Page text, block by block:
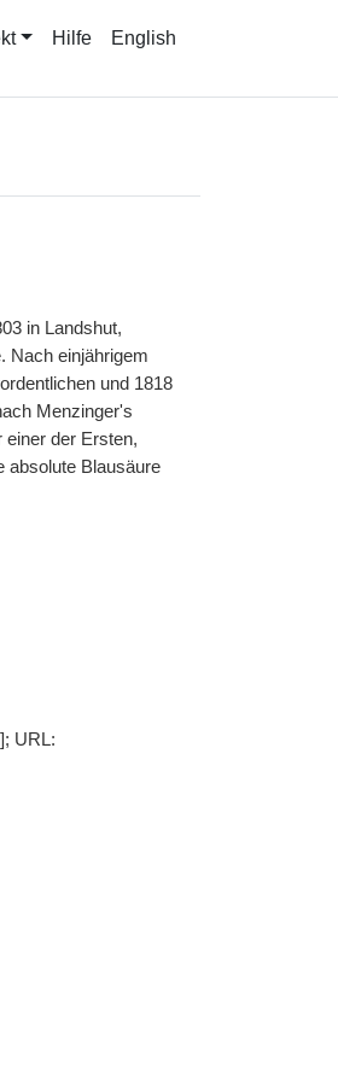
Hilfe English
in Landshut,
Nach einjährigem
und 1818
Menzinger's
der Ersten,
absolute Blausäure
URL: